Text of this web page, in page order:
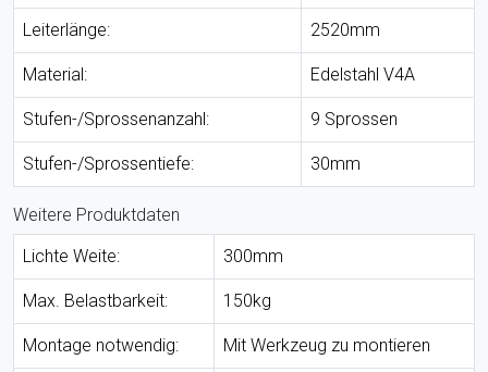
Leiterlänge: 2520mm
Material: Edelstahl V4A
Stufen-/Sprossenanzahl: 9 Sprossen
Stufen-/Sprossentiefe: 30mm
Weitere Produktdaten
Lichte Weite:
300mm
Max. Belastbarkeit: 150kg
Montage notwendig: Mit Werkzeug zu montieren